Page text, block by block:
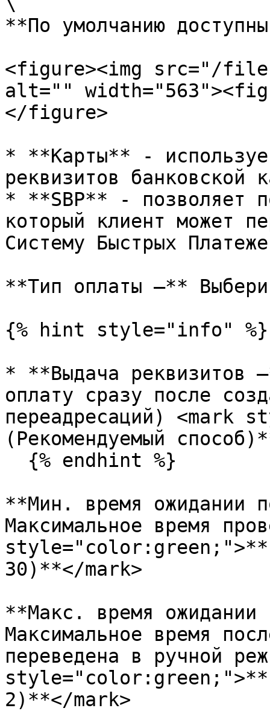
**По умолчанию
<figure><img src="/files/
alt=""
</figure>
* **Карты** -
реквизитов банковской
* **SBP** - позволяет
который клиент может
Систему Быстрых
**Тип оплаты —**
{% hint style="info" %}
* **Выдача реквизитов
оплату сразу после
переадресаций)
(Рекомендуемый
**Мин. время ожидании
Максимальное время
30)**</mark>
**Макс. время
Максимальное время
переведена в ручной
2)**</mark>